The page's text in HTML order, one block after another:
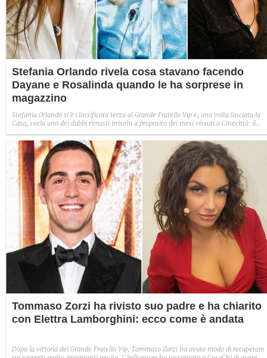
Stefania Orlando rivela cosa stavano facendo
Dayane e Rosalinda quando le ha sorprese in
magazzino
Stefania Orlando si è classificata terza al Grande Fratello Vip e, una volta lasciata la
Casa, svela uno dei dubbi rimasti irrisolti a proposito dei mesi vissuti a Cinecittà: il
Mello insieme in magazzino. E finalmente svela cosa stavano facendo.
Tommaso Zorzi ha rivisto suo padre e ha chiarito
con Elettra Lamborghini: ecco come è andata
Dopo la vittoria del Grande Fratello Vip, Tommaso Zorzi ha avuto modo di recuperare